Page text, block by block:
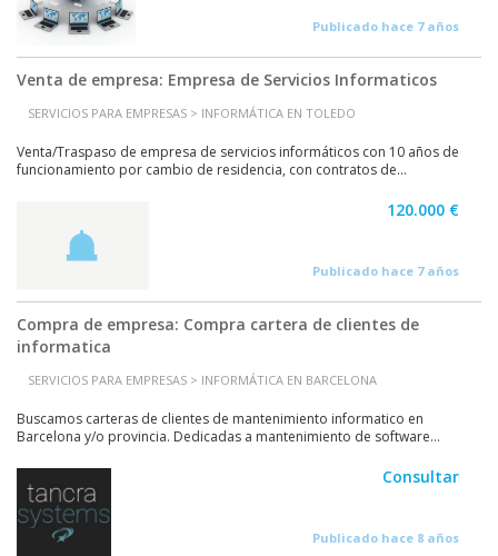
Publicado hace 7 años
Venta de empresa: Empresa de Servicios Informaticos
SERVICIOS PARA EMPRESAS > INFORMÁTICA EN TOLEDO
Venta/Traspaso de empresa de servicios informáticos con 10 años de
funcionamiento por cambio de residencia, con contratos de...
120.000 €
Publicado hace 7 años
Compra de empresa: Compra cartera de clientes de
informatica
SERVICIOS PARA EMPRESAS > INFORMÁTICA EN BARCELONA
Buscamos carteras de clientes de mantenimiento informatico en
Barcelona y/o provincia. Dedicadas a mantenimiento de software...
Consultar
Publicado hace 8 años